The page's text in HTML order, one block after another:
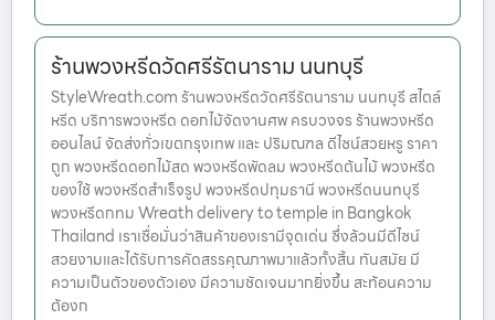
ร้านพวงหรีดวัดศรีรัตนาราม นนทบุรี
StyleWreath.com ร้านพวงหรีดวัดศรีรัตนาราม นนทบุรี สไตล์
หรีด บริการพวงหรีด ดอกไม้จัดงานศพ ครบวงจร ร้านพวงหรีด
ออนไลน์ จัดส่งทั่วเขตกรุงเทพ และ ปริมณฑล ดีไซน์สวยหรู ราคา
ถูก พวงหรีดดอกไม้สด พวงหรีดพัดลม พวงหรีดต้นไม้ พวงหรีด
ของใช้ พวงหรีดสำเร็จรูป พวงหรีดปทุมธานี พวงหรีดนนทบุรี
พวงหรีดกทม Wreath delivery to temple in Bangkok
Thailand เราเชื่อมั่นว่าสินค้าของเรามีจุดเด่น ซึ่งล้วนมีดีไซน์
สวยงามและได้รับการคัดสรรคุณภาพมาแล้วทั้งสิ้น ทันสมัย มี
ความเป็นตัวของตัวเอง มีความชัดเจนมากยิ่งขึ้น สะท้อนความ
ต้องก